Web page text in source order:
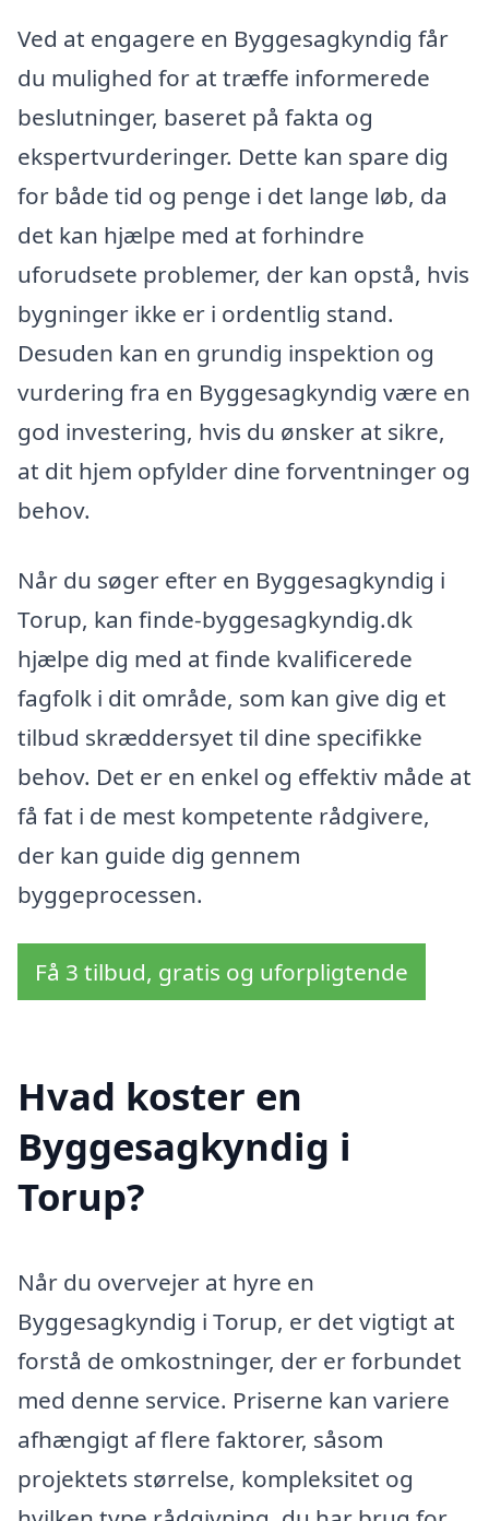
Ved at engagere en Byggesagkyndig får
du mulighed for at træffe informerede
beslutninger, baseret på fakta og
ekspertvurderinger. Dette kan spare dig
for både tid og penge i det lange løb, da
det kan hjælpe med at forhindre
uforudsete problemer, der kan opstå, hvis
bygninger ikke er i ordentlig stand.
Desuden kan en grundig inspektion og
vurdering fra en Byggesagkyndig være en
god investering, hvis du ønsker at sikre,
at dit hjem opfylder dine forventninger og
behov.
Når du søger efter en Byggesagkyndig i
Torup, kan finde-byggesagkyndig.dk
hjælpe dig med at finde kvalificerede
fagfolk i dit område, som kan give dig et
tilbud skræddersyet til dine specifikke
behov. Det er en enkel og effektiv måde at
få fat i de mest kompetente rådgivere,
der kan guide dig gennem
byggeprocessen.
Få 3 tilbud, gratis og uforpligtende
Hvad koster en
Byggesagkyndig i
Torup?
Når du overvejer at hyre en
Byggesagkyndig i Torup, er det vigtigt at
forstå de omkostninger, der er forbundet
med denne service. Priserne kan variere
afhængigt af flere faktorer, såsom
projektets størrelse, kompleksitet og